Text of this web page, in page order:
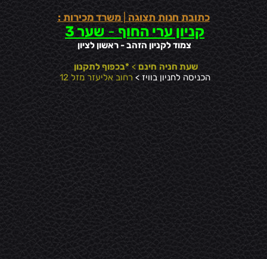
כתובת חנות תצוגה|משרד מכירות :
קניון ערי החוף -שער 3
צמוד לקניון הזהב - ראשון לציון
שעת חניה חינם> *בכפוף לתקנון
הכניסה לחניון בוויז >רחוב אליעזר מזל 12